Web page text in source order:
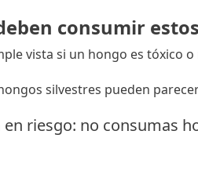
consumir
vista si un hongo es tóxico o
silvestres pueden
riesgo: no consumas